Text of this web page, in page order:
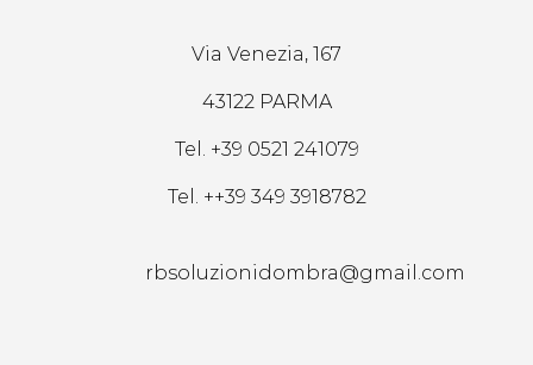
Via Venezia, 167
43122 PARMA
Tel. +39 0521 241079
Tel. ++39 349 3918782
rbsoluzionidombra@gmail.com